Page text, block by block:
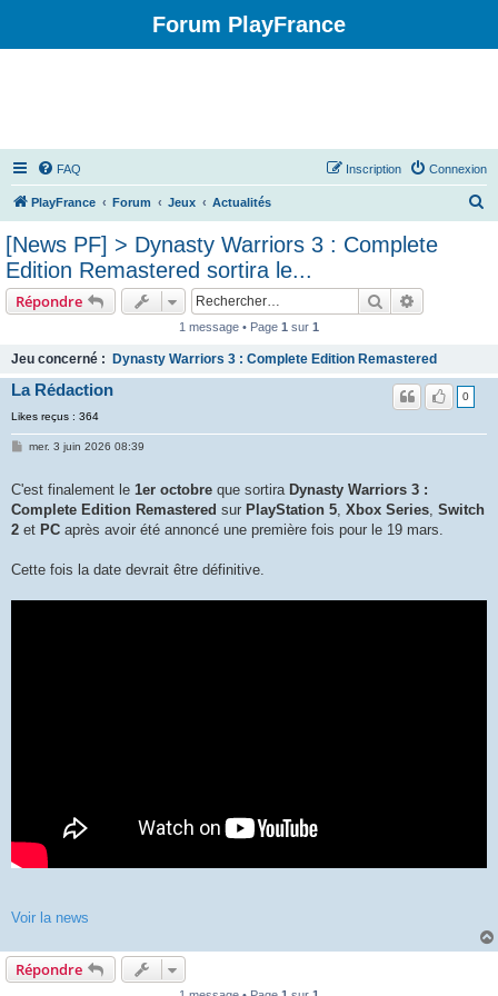
Forum PlayFrance
FAQ Connexion
Inscription
PlayFrance Forum Jeux Actualités
[News PF] > Dynasty Warriors 3 : Complete
Edition Remastered sortira le...
Répondre Rechercher
1 message • Page 1 sur 1
Jeu concerné : Dynasty Warriors 3 : Complete Edition Remastered
La Rédaction
Likes reçus : 364
0
mer. 3 juin 2026 08:39
C'est finalement le 1er octobre que sortira Dynasty Warriors 3 :
Complete Edition Remastered sur PlayStation 5, Xbox Series, Switch
2 et PC après avoir été annoncé une première fois pour le 19 mars.
Cette fois la date devrait être définitive.
Voir la news
Répondre